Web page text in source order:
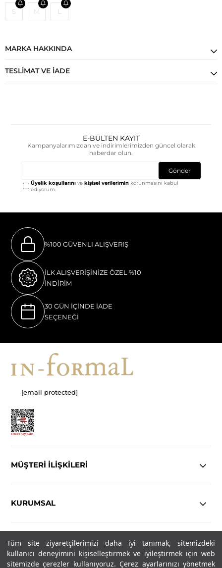
Tüm site ziyaretçilerimizi daha iyi tanımak, sitemizdeki
kullanıcı deneyimini kişiselleştirmek ve iyileştirmek için web
sitemizde çerezler kullanıyoruz. Çerez ayarlarınızı yönetmek
S M
MARKA HAKKINDA
TESLIMAT VE İADE
E-BÜLTEN KAYIT
Kampanyalarımızdan ve indirimlerimizden güncel olarak
haberdar olun.
Gönder
Üyelik koşullarını vekişisel verilerimin korunmasını kabul
ediyorum.
%100 GÜVENLI ALIŞVERIŞ
İLK ALIŞVERİŞİNİZE ÖZEL %10
İNDİRİM
30 GÜN İÇİNDE İADE
SEÇENEĞİ
[email protected]
MÜŞTERİ İLİŞKİLERİ
KURUMSAL
YASAL
Copyright© 2025 IN-FORMAL Tüm hakları saklıdır.